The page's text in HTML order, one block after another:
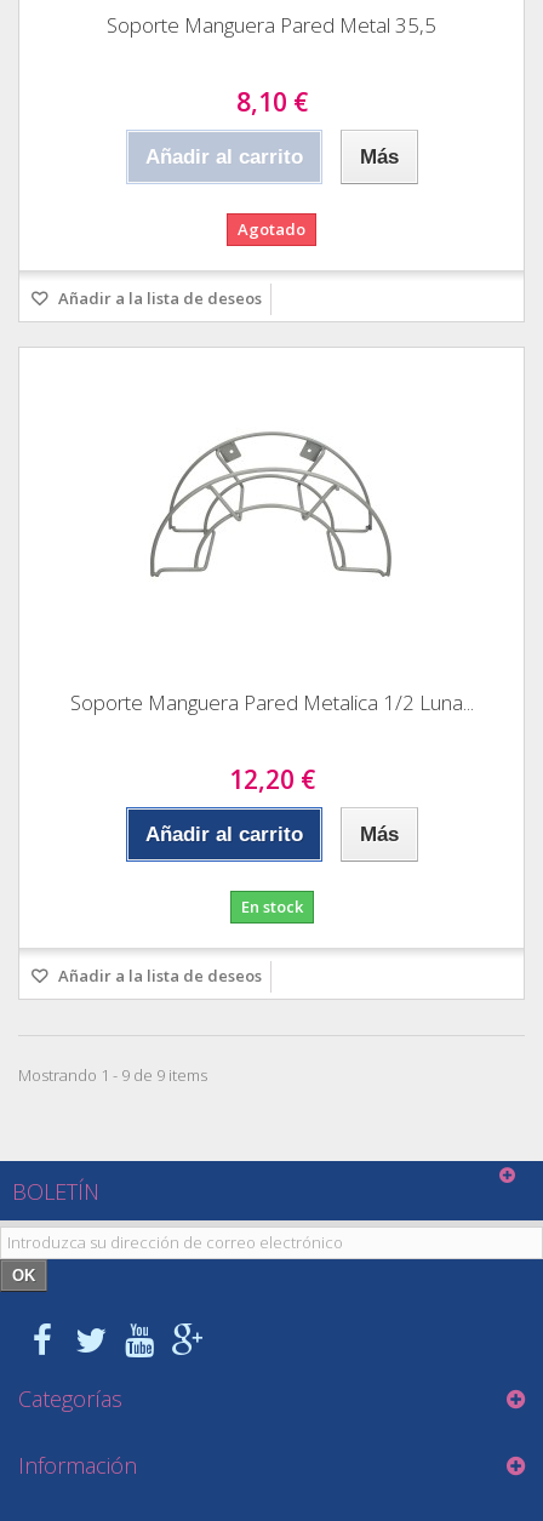
Soporte Manguera Pared Metal 35,5
8,10 €
Añadir al carrito Más
Agotado
Añadir a la lista de deseos
Soporte Manguera Pared Metalica 1/2 Luna...
12,20 €
Añadir al carrito Más
En stock
Añadir a la lista de deseos
Mostrando 1 - 9 de 9 items
BOLETÍN
OK
Categorías
Información